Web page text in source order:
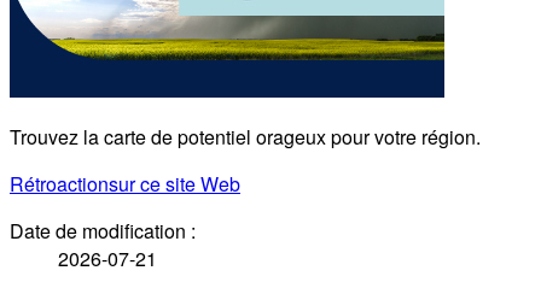
Trouvez la carte de potentiel orageux pour votre région.
Rétroactionsur ce site Web
Date de modification :
2026-07-21